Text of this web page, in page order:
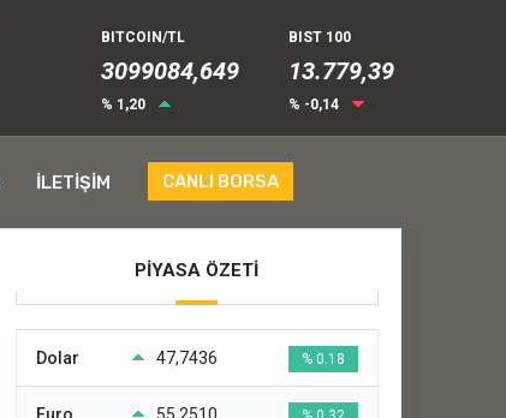
BITCOIN/TL
3099084,649
% 1,20
BIST 100
13.779,39
% -0,14
İLETİŞİM CANLI BORSA
PİYASA ÖZETİ
Dolar 47,7436 % 0.18